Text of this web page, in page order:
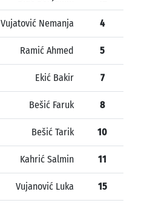
Vujatović Nemanja 4
Ramić Ahmed 5
Ekić Bakir 7
Bešić Faruk 8
Bešić Tarik 10
Kahrić Salmin 11
Vujanović Luka 15